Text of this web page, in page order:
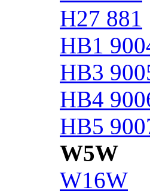
H27 881
HB1
HB3
HB4
HB5
W5W
W16W